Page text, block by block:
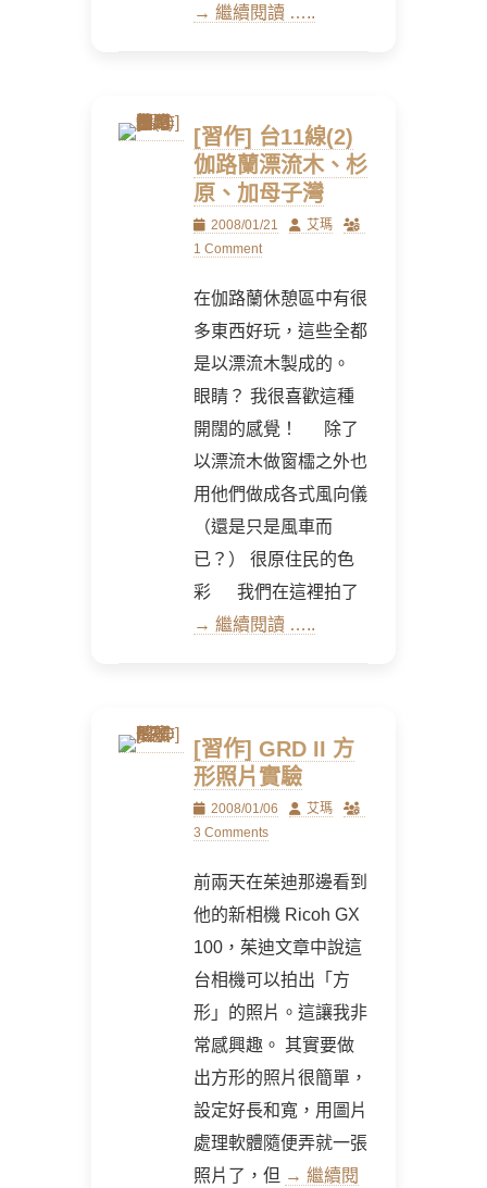
→ 繼續閱讀 …..
[習作] 台11線(2)
伽路蘭漂流木、杉
原、加母子灣
Posted
on
2008/01/21 Author
艾瑪
1 Comment
在伽路蘭休憩區中有很
多東西好玩，這些全都
是以漂流木製成的。
眼睛？ 我很喜歡這種
開闊的感覺！ 除了
以漂流木做窗櫺之外也
用他們做成各式風向儀
（還是只是風車而
已？） 很原住民的色
彩 我們在這裡拍了
→ 繼續閱讀 …..
[習作] GRD II 方
形照片實驗
Posted
on
2008/01/06 Author
艾瑪
3 Comments
前兩天在茱迪那邊看到
他的新相機 Ricoh GX
100，茱迪文章中說這
台相機可以拍出「方
形」的照片。這讓我非
常感興趣。 其實要做
出方形的照片很簡單，
設定好長和寬，用圖片
處理軟體隨便弄就一張
照片了，但 → 繼續閱